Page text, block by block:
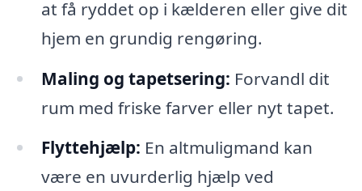
at få ryddet op i kælderen eller give dit
hjem en grundig rengøring.
Maling og tapetsering: Forvandl dit
rum med friske farver eller nyt tapet.
Flyttehjælp: En altmuligmand kan
være en uvurderlig hjælp ved